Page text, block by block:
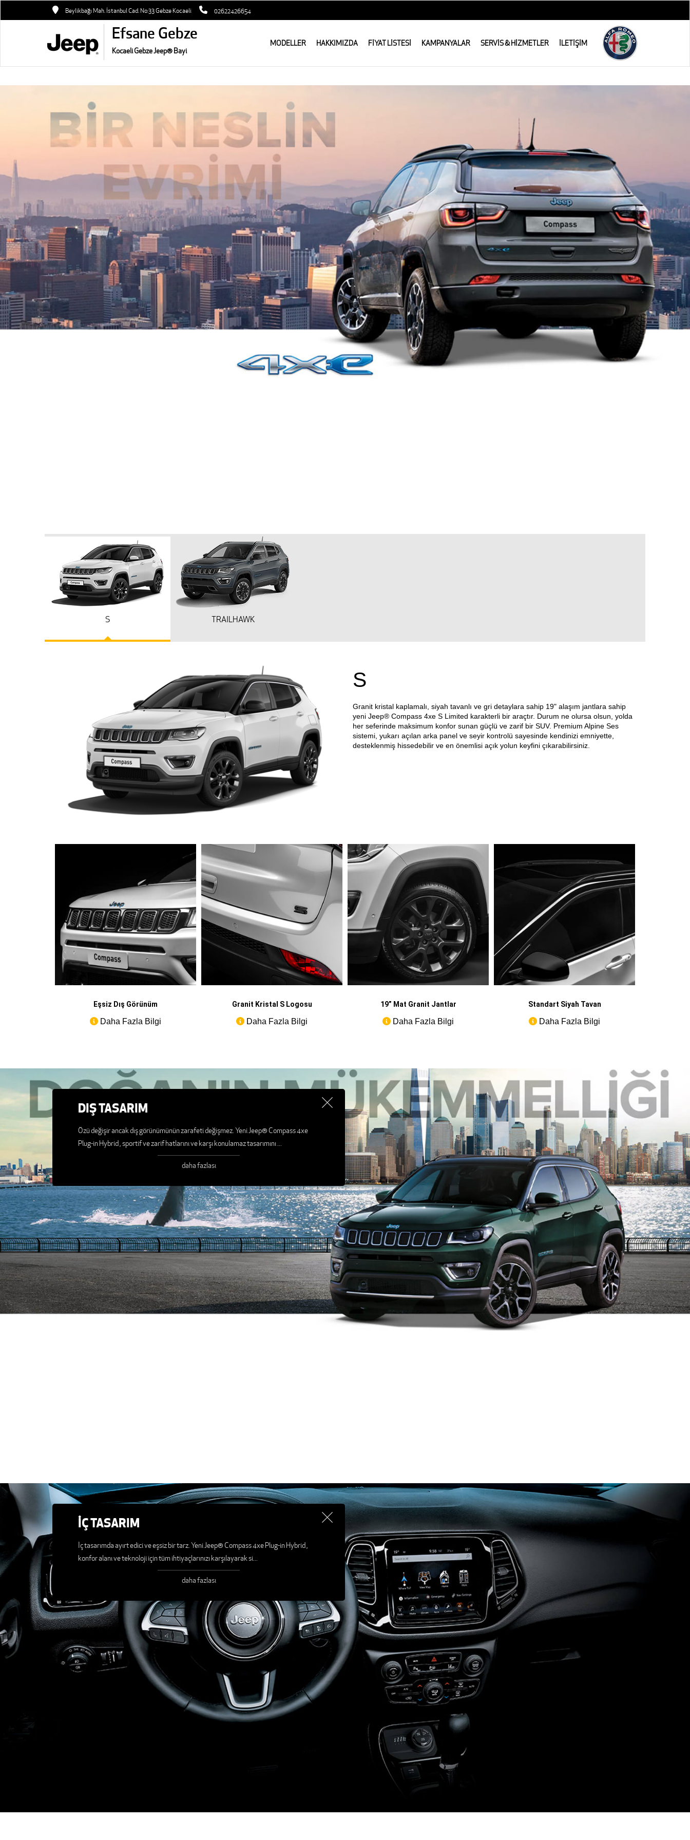
Beylikbağı Mah. İstanbul Cad. No:33 Gebze Kocaeli 02622426654
Efsane Gebze
Kocaeli Gebze Jeep® Bayi
MODELLER HAKKIMIZDA FİYAT LİSTESİ KAMPANYALAR SERVİS & HİZMETLER İLETİŞİM
S TRAILHAWK
S
Granit kristal kaplamalı, siyah tavanlı ve gri detaylara sahip 19" alaşım jantlara sahip
yeni Jeep® Compass 4xe S Limited karakterli bir araçtır. Durum ne olursa olsun, yolda
her seferinde maksimum konfor sunan güçlü ve zarif bir SUV. Premium Alpine Ses
sistemi, yukarı açılan arka panel ve seyir kontrolü sayesinde kendinizi emniyette,
desteklenmiş hissedebilir ve en önemlisi açık yolun keyfini çıkarabilirsiniz.
Eşsiz Dış Görünüm
Daha Fazla Bilgi
Granit Kristal S Logosu
Daha Fazla Bilgi
19” Mat Granit Jantlar
Daha Fazla Bilgi
Standart Siyah Tavan
Daha Fazla Bilgi
DIŞ TASARIM
Özü değişir ancak dış görünümünün zarafeti değişmez. Yeni Jeep® Compass 4xe
Plug-in Hybrid , sportif ve zarif hatlarını ve karşı konulamaz tasarımını...
daha fazlası
İÇ TASARIM
İç tasarımda ayırt edici ve eşsiz bir tarz. Yeni Jeep® Compass 4xe Plug-in Hybrid ,
konfor alanı ve teknoloji için tüm ihtiyaçlarınızı karşılayarak si...
daha fazlası